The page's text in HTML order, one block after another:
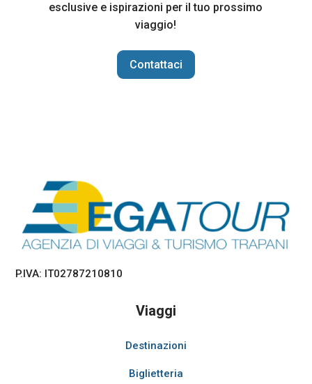
esclusive e ispirazioni per il tuo prossimo
viaggio!
Contattaci
P.IVA: IT02787210810
Viaggi
Destinazioni
Biglietteria